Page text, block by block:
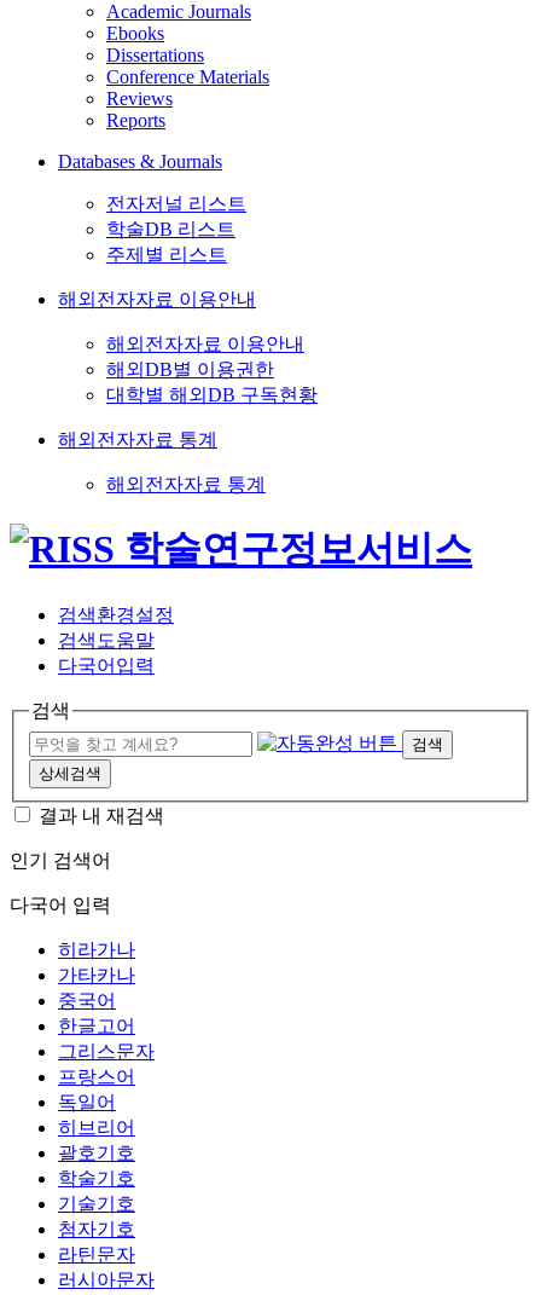
Academic Journals
Ebooks
Dissertations
Conference Materials
Reviews
Reports
Databases & Journals
전자저널 리스트
학술DB 리스트
주제별 리스트
해외전자자료 이용안내
해외전자자료 이용안내
해외DB별 이용권한
대학별 해외DB 구독현황
해외전자자료 통계
해외전자자료 통계
검색환경설정
검색도움말
다국어입력
검색
검색
상세검색
결과 내 재검색
인기 검색어
다국어 입력
히라가나
가타카나
중국어
한글고어
그리스문자
프랑스어
독일어
히브리어
괄호기호
학술기호
기술기호
첨자기호
라틴문자
러시아문자